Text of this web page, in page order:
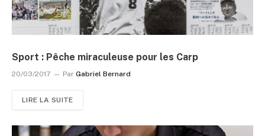
Sport : Pêche miraculeuse pour les Carp
20/03/2017 Par Gabriel Bernard
LIRE LA SUITE